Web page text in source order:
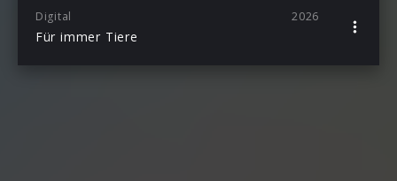
Digital 2026
Für immer Tiere